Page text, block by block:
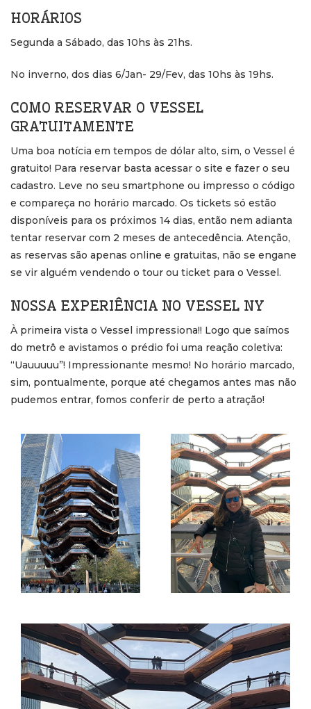
HORÁRIOS
Segunda a Sábado, das 10hs às 21hs.
No inverno, dos dias 6/Jan- 29/Fev, das 10hs às 19hs.
COMO RESERVAR O VESSEL
GRATUITAMENTE
Uma boa notícia em tempos de dólar alto, sim, o Vessel é
gratuito! Para reservar basta acessar o site e fazer o seu
cadastro. Leve no seu smartphone ou impresso o código
e compareça no horário marcado. Os tickets só estão
disponíveis para os próximos 14 dias, então nem adianta
tentar reservar com 2 meses de antecedência. Atenção,
as reservas são apenas online e gratuitas, não se engane
se vir alguém vendendo o tour ou ticket para o Vessel.
NOSSA EXPERIÊNCIA NO VESSEL NY
À primeira vista o Vessel impressiona!! Logo que saímos
do metrô e avistamos o prédio foi uma reação coletiva:
“Uauuuuu”! Impressionante mesmo! No horário marcado,
sim, pontualmente, porque até chegamos antes mas não
pudemos entrar, fomos conferir de perto a atração!